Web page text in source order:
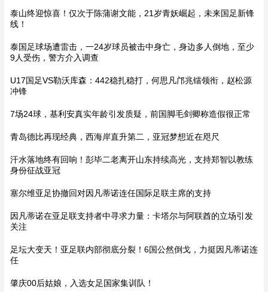
泰山终迎惊喜！仅次于陈蒲谢文能，21岁青妖崛起，未来国足新锋
线！
泰国足球场遭雷击，一24岁球员被击中身亡，身边多人倒地，至少
9人受伤，警方介入调查
U17国足VS勒沃库森：442稳扎稳打，何思凡邝兆镭领衔，赵松源
冲锋
7场24球，基利安真实年龄引发质疑，前国脚毛剑卿称造假很正常
青岛德比再现经典，西海岸直升第二，亚冠梦想近在咫尺
汗水落地终有回响！彭毕二老离开山东持续高光，支持郑智以教练
身份征战亚冠
塞尔维亚足协撤回对因凡蒂诺连任国际足联主席的支持
因凡蒂诺在亚足联支持者中寻求力量：卡塔尔与阿联酋的立场引发
关注
足坛大变天！亚足联内部彻底分裂！6国公然倒戈，力挺因凡蒂诺连
任
肇庆00后姑娘，入选女足国家集训队！